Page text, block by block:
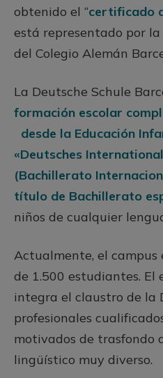
obtenido el “certificado
está representado por la
del Colegio Alemán
La Deutsche Schule
formación escolar
desde la Educación
«Deutsches
(Bachillerato
título de Bachillerato
niños de cualquier
Actualmente, el campus
de 1.500 estudiantes. El
integra el claustro de la
profesionales
motivados de trasfondo
lingüístico muy diverso.